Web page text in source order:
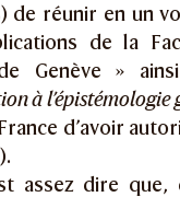
de réunir en un
de la
Genève »
à l’épistémologie
d’avoir
assez dire que,